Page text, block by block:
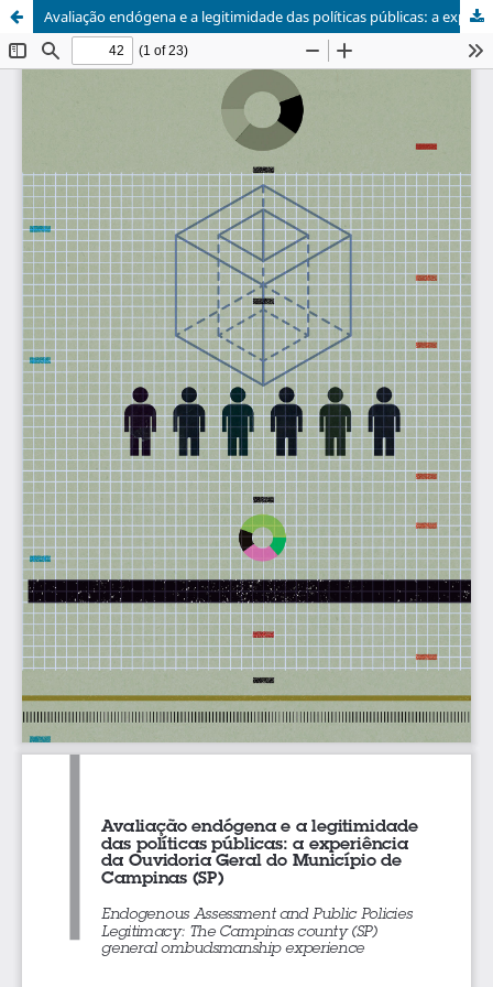
Avaliação endógena e a legitimidade das políticas públicas: a experiência da ouvidoria geral do município de Campinas (SP).